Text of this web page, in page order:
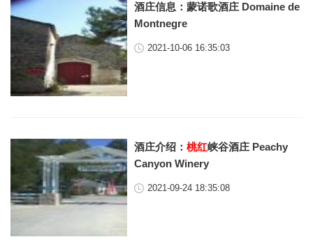
酒庄信息：蒙诺歌酒庄 Domaine de
Montnegre
2021-10-06 16:35:03
酒庄介绍：桃红峡谷酒庄 Peachy
Canyon Winery
2021-09-24 18:35:08